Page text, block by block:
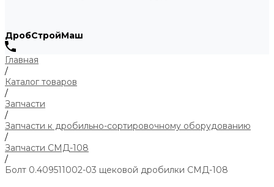
ДробСтройМаш
Главная
/
Каталог товаров
/
Запчасти
/
Запчасти к дробильно-сортировочному оборудованию
/
Запчасти СМД-108
/
Болт 0.409511002-03 щековой дробилки СМД-108